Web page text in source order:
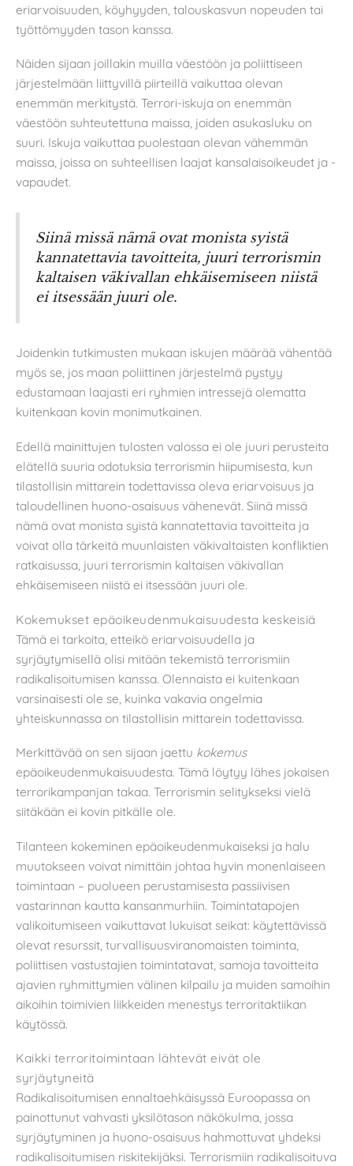
eriarvoisuuden, köyhyyden, talouskasvun nopeuden tai
työttömyyden tason kanssa.
Näiden sijaan joillakin muilla väestöön ja poliittiseen
järjestelmään liittyvillä piirteillä vaikuttaa olevan
enemmän merkitystä. Terrori-iskuja on enemmän
väestöön suhteutettuna maissa, joiden asukasluku on
suuri. Iskuja vaikuttaa puolestaan olevan vähemmän
maissa, joissa on suhteellisen laajat kansalaisoikeudet ja -
vapaudet.
Siinä missä nämä ovat monista syistä
kannatettavia tavoitteita, juuri terrorismin
kaltaisen väkivallan ehkäisemiseen niistä
ei itsessään juuri ole.
Joidenkin tutkimusten mukaan iskujen määrää vähentää
myös se, jos maan poliittinen järjestelmä pystyy
edustamaan laajasti eri ryhmien intressejä olematta
kuitenkaan kovin monimutkainen.
Edellä mainittujen tulosten valossa ei ole juuri perusteita
elätellä suuria odotuksia terrorismin hiipumisesta, kun
tilastollisin mittarein todettavissa oleva eriarvoisuus ja
taloudellinen huono-osaisuus vähenevät. Siinä missä
nämä ovat monista syistä kannatettavia tavoitteita ja
voivat olla tärkeitä muunlaisten väkivaltaisten konfliktien
ratkaisussa, juuri terrorismin kaltaisen väkivallan
ehkäisemiseen niistä ei itsessään juuri ole.
Kokemukset epäoikeudenmukaisuudesta keskeisiä
Tämä ei tarkoita, etteikö eriarvoisuudella ja
syrjäytymisellä olisi mitään tekemistä terrorismiin
radikalisoitumisen kanssa. Olennaista ei kuitenkaan
varsinaisesti ole se, kuinka vakavia ongelmia
yhteiskunnassa on tilastollisin mittarein todettavissa.
Merkittävää on sen sijaan jaettu kokemus
epäoikeudenmukaisuudesta. Tämä löytyy lähes jokaisen
terrorikampanjan takaa. Terrorismin selitykseksi vielä
siitäkään ei kovin pitkälle ole.
Tilanteen kokeminen epäoikeudenmukaiseksi ja halu
muutokseen voivat nimittäin johtaa hyvin monenlaiseen
toimintaan – puolueen perustamisesta passiivisen
vastarinnan kautta kansanmurhiin. Toimintatapojen
valikoitumiseen vaikuttavat lukuisat seikat: käytettävissä
olevat resurssit, turvallisuusviranomaisten toiminta,
poliittisen vastustajien toimintatavat, samoja tavoitteita
ajavien ryhmittymien välinen kilpailu ja muiden samoihin
aikoihin toimivien liikkeiden menestys terroritaktiikan
käytössä.
Kaikki terroritoimintaan lähtevät eivät ole
syrjäytyneitä
Radikalisoitumisen ennaltaehkäisyssä Euroopassa on
painottunut vahvasti yksilötason näkökulma, jossa
syrjäytyminen ja huono-osaisuus hahmottuvat yhdeksi
radikalisoitumisen riskitekijäksi. Terrorismiin radikalisoituva